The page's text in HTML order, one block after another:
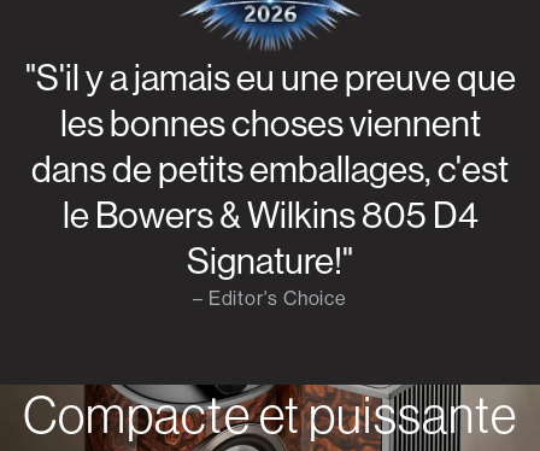
"S'il y a jamais eu une preuve que
les bonnes choses viennent
dans de petits emballages, c'est
le Bowers & Wilkins 805 D4
Signature!"
– Editor's Choice
Compacte et puissante